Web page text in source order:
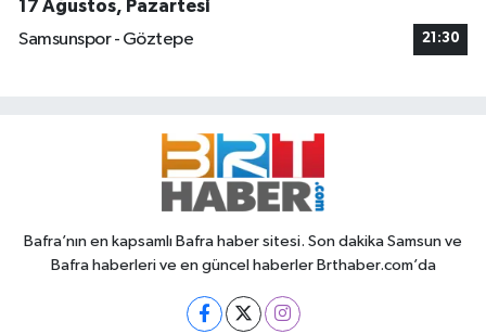
17 Ağustos, Pazartesi
Samsunspor - Göztepe
21:30
Bafra’nın en kapsamlı Bafra haber sitesi. Son dakika Samsun ve
Bafra haberleri ve en güncel haberler Brthaber.com’da